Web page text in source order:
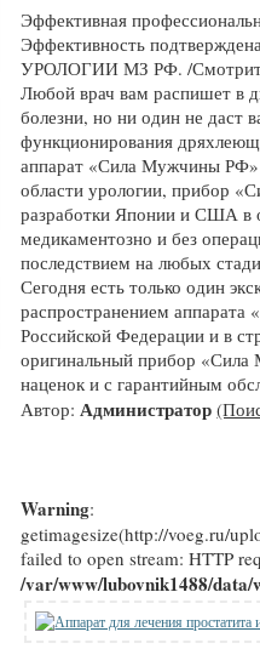
Эффективная
Эффективность
УРОЛОГИИ МЗ РФ. /
Любой врач вам распишет в
болезни, но ни один не даст
функционирования
аппарат «Сила Мужчины
области урологии, прибор
разработки Японии и США в
медикаментозно и без
последствием на любых
Сегодня есть только один
распространением
Российской Федерации и в
оригинальный прибор
наценок и с гарантийным
Автор: Администратор
Warning:
getimagesize(http://voeg.ru/
failed to open stream: HTTP
/var/www/lubovnik1488/data/